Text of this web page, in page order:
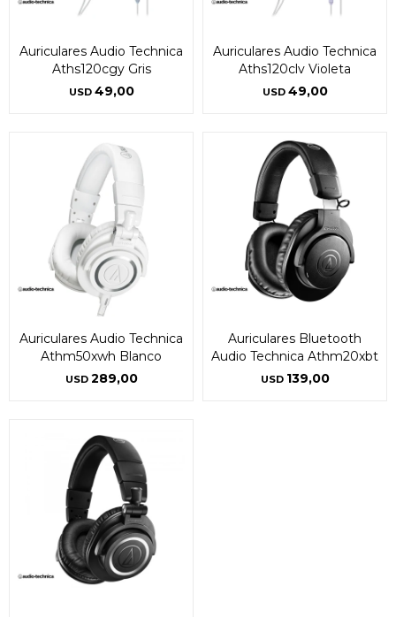
Auriculares Audio Technica
Aths120cgy Gris
USD 49,00
Auriculares Audio Technica
Aths120clv Violeta
USD 49,00
Auriculares Audio Technica
Athm50xwh Blanco
USD 289,00
Auriculares Bluetooth
Audio Technica Athm20xbt
USD 139,00